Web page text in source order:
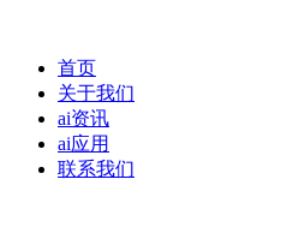
首页
关于我们
ai资讯
ai应用
联系我们